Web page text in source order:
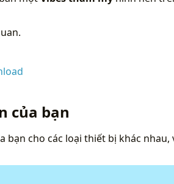
của bạn
bạn cho các loại thiết bị khác nhau,